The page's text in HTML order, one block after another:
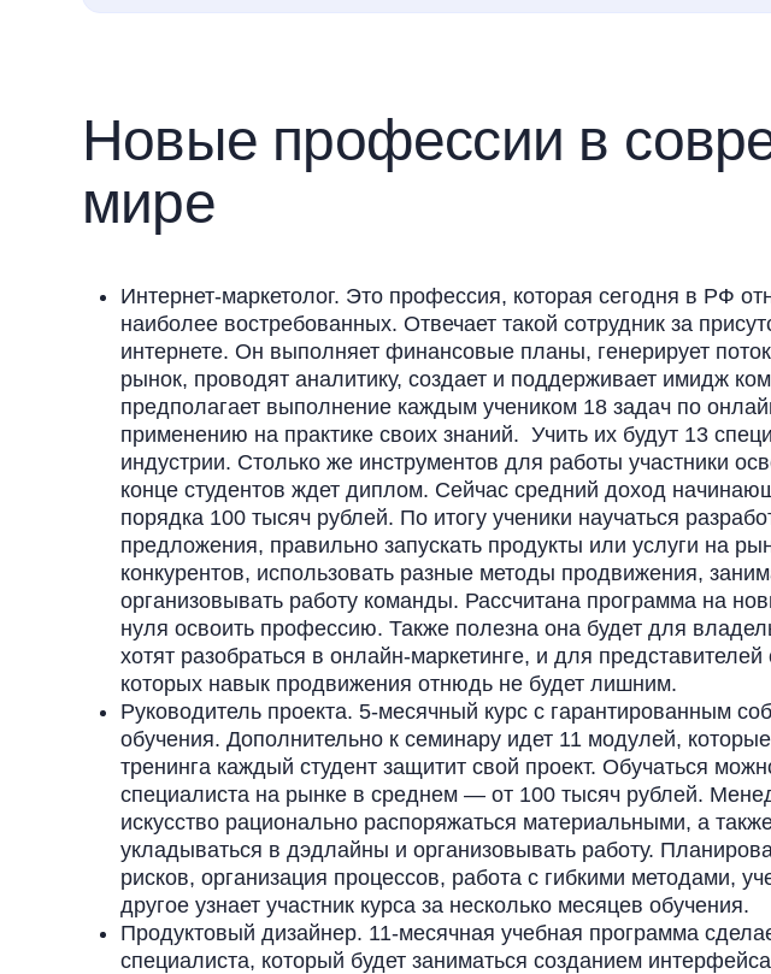
Новые профессии в
мире
Интернет-маркетолог. Это профессия, которая сегодня в РФ
наиболее востребованных. Отвечает такой сотрудник за
интернете. Он выполняет финансовые планы, генерирует
рынок, проводят аналитику, создает и поддерживает имидж
предполагает выполнение каждым учеником 18 задач по
применению на практике своих знаний. Учить их будут 13
индустрии. Столько же инструментов для работы участники
конце студентов ждет диплом. Сейчас средний доход
порядка 100 тысяч рублей. По итогу ученики научаться
предложения, правильно запускать продукты или услуги на
конкурентов, использовать разные методы продвижения,
организовывать работу команды. Рассчитана программа на
нуля освоить профессию. Также полезна она будет для
хотят разобраться в онлайн-маркетинге, и для
которых навык продвижения отнюдь не будет лишним.
Руководитель проекта. 5-месячный курс с гарантированным
обучения. Дополнительно к семинару идет 11 модулей,
тренинга каждый студент защитит свой проект. Обучаться
специалиста на рынке в среднем — от 100 тысяч рублей.
искусство рационально распоряжаться материальными, а
укладываться в дэдлайны и организовывать работу.
рисков, организация процессов, работа с гибкими методами,
другое узнает участник курса за несколько месяцев обучения.
Продуктовый дизайнер. 11-месячная учебная программа
специалиста, который будет заниматься созданием